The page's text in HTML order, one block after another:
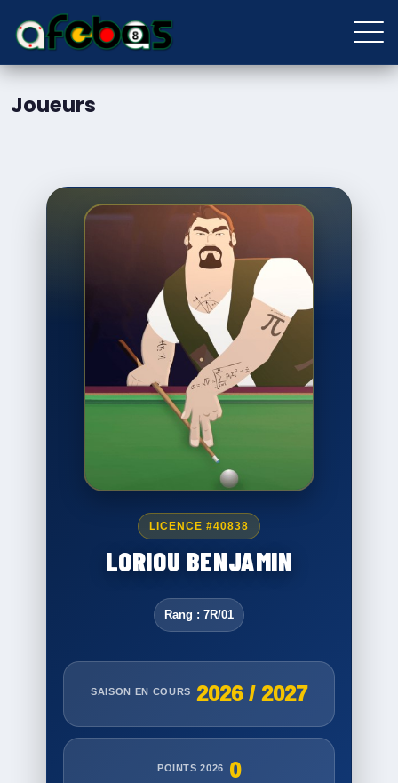
Joueurs
LICENCE #40838
LORIOU BENJAMIN
Rang : 7R/01
SAISON EN COURS 2026 / 2027
POINTS 2026 0